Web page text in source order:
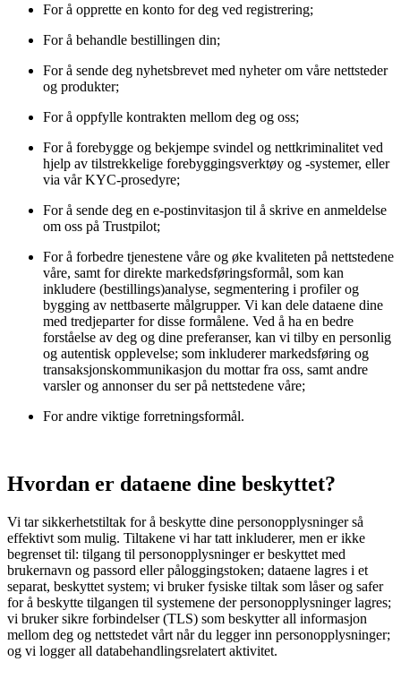
For å opprette en konto for deg ved registrering;
For å behandle bestillingen din;
For å sende deg nyhetsbrevet med nyheter om våre nettsteder
og produkter;
For å oppfylle kontrakten mellom deg og oss;
For å forebygge og bekjempe svindel og nettkriminalitet ved
hjelp av tilstrekkelige forebyggingsverktøy og -systemer, eller
via vår KYC-prosedyre;
For å sende deg en e-postinvitasjon til å skrive en anmeldelse
om oss på Trustpilot;
For å forbedre tjenestene våre og øke kvaliteten på nettstedene
våre, samt for direkte markedsføringsformål, som kan
inkludere (bestillings)analyse, segmentering i profiler og
bygging av nettbaserte målgrupper. Vi kan dele dataene dine
med tredjeparter for disse formålene. Ved å ha en bedre
forståelse av deg og dine preferanser, kan vi tilby en personlig
og autentisk opplevelse; som inkluderer markedsføring og
transaksjonskommunikasjon du mottar fra oss, samt andre
varsler og annonser du ser på nettstedene våre;
For andre viktige forretningsformål.
Hvordan er dataene dine beskyttet?
Vi tar sikkerhetstiltak for å beskytte dine personopplysninger så
effektivt som mulig. Tiltakene vi har tatt inkluderer, men er ikke
begrenset til: tilgang til personopplysninger er beskyttet med
brukernavn og passord eller påloggingstoken; dataene lagres i et
separat, beskyttet system; vi bruker fysiske tiltak som låser og safer
for å beskytte tilgangen til systemene der personopplysninger lagres;
vi bruker sikre forbindelser (TLS) som beskytter all informasjon
mellom deg og nettstedet vårt når du legger inn personopplysninger;
og vi logger all databehandlingsrelatert aktivitet.